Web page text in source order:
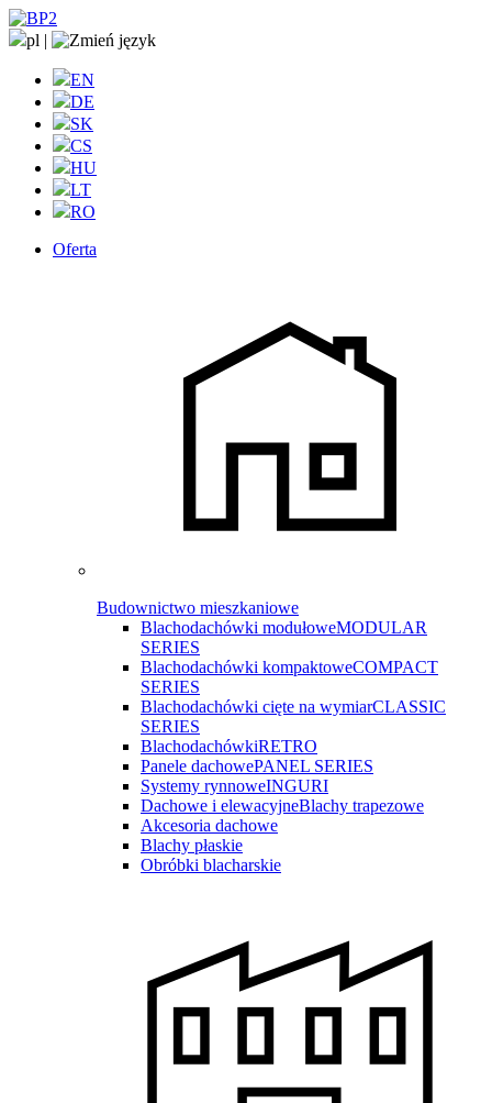
pl |
EN
DE
SK
CS
HU
LT
RO
Oferta
Budownictwo mieszkaniowe
Blachodachówki modułoweMODULAR
SERIES
Blachodachówki kompaktoweCOMPACT
SERIES
Blachodachówki cięte na wymiarCLASSIC
SERIES
BlachodachówkiRETRO
Panele dachowePANEL SERIES
Systemy rynnoweINGURI
Dachowe i elewacyjneBlachy trapezowe
Akcesoria dachowe
Blachy płaskie
Obróbki blacharskie